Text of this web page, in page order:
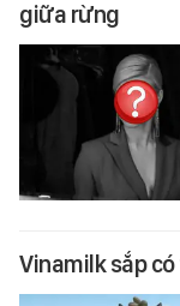
giữa rừng
Vinamilk sắp